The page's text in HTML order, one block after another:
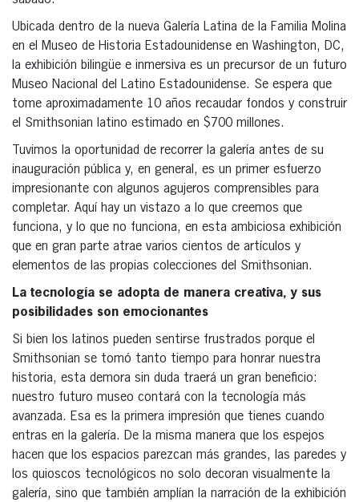
Ubicada dentro de la nueva Galería Latina de la Familia Molina
en el Museo de Historia Estadounidense en Washington, DC,
la exhibición bilingüe e inmersiva es un precursor de un futuro
Museo Nacional del Latino Estadounidense. Se espera que
tome aproximadamente 10 años recaudar fondos y construir
el Smithsonian latino estimado en $700 millones.
Tuvimos la oportunidad de recorrer la galería antes de su
inauguración pública y, en general, es un primer esfuerzo
impresionante con algunos agujeros comprensibles para
completar. Aquí hay un vistazo a lo que creemos que
funciona, y lo que no funciona, en esta ambiciosa exhibición
que en gran parte atrae varios cientos de artículos y
elementos de las propias colecciones del Smithsonian.
La tecnología se adopta de manera creativa, y sus
posibilidades son emocionantes
Si bien los latinos pueden sentirse frustrados porque el
Smithsonian se tomó tanto tiempo para honrar nuestra
historia, esta demora sin duda traerá un gran beneficio:
nuestro futuro museo contará con la tecnología más
avanzada. Esa es la primera impresión que tienes cuando
entras en la galería. De la misma manera que los espejos
hacen que los espacios parezcan más grandes, las paredes y
los quioscos tecnológicos no solo decoran visualmente la
galería, sino que también amplían la narración de la exhibición